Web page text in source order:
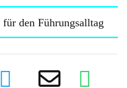
den Führungsalltag